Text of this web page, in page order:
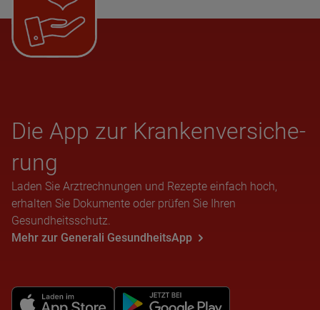
Die App zur Kran­ken­ver­si­che­
rung
Laden Sie Arztrechnungen und Rezepte einfach hoch,
erhalten Sie Dokumente oder prüfen Sie Ihren
Gesundheitsschutz.
Mehr zur Generali GesundheitsApp